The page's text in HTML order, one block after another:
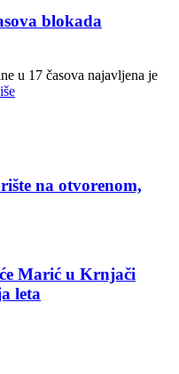
blokada
u 17 časova najavljena je
na otvorenom,
Marić u Krnjači
leta